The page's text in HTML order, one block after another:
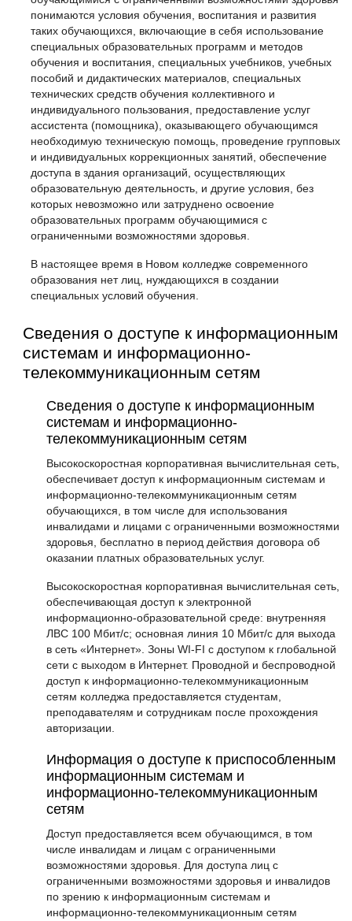
понимаются условия обучения, воспитания и развития
таких обучающихся, включающие в себя использование
специальных образовательных программ и методов
обучения и воспитания, специальных учебников, учебных
пособий и дидактических материалов, специальных
технических средств обучения коллективного и
индивидуального пользования, предоставление услуг
ассистента (помощника), оказывающего обучающимся
необходимую техническую помощь, проведение групповых
и индивидуальных коррекционных занятий, обеспечение
доступа в здания организаций, осуществляющих
образовательную деятельность, и другие условия, без
которых невозможно или затруднено освоение
образовательных программ обучающимися с
ограниченными возможностями здоровья.
В настоящее время в Новом колледже современного
образования нет лиц, нуждающихся в создании
специальных условий обучения.
Сведения о доступе к информационным
системам и информационно-
телекоммуникационным сетям
Сведения о доступе к информационным
системам и информационно-
телекоммуникационным сетям
Высокоскоростная корпоративная вычислительная сеть,
обеспечивает доступ к информационным системам и
информационно-телекоммуникационным сетям
обучающихся, в том числе для использования
инвалидами и лицами с ограниченными возможностями
здоровья, бесплатно в период действия договора об
оказании платных образовательных услуг.
Высокоскоростная корпоративная вычислительная сеть,
обеспечивающая доступ к электронной
информационно-образовательной среде: внутренняя
ЛВС 100 Мбит/с; основная линия 10 Мбит/c для выхода
в сеть «Интернет». Зоны WI-FI с доступом к глобальной
сети с выходом в Интернет. Проводной и беспроводной
доступ к информационно-телекоммуникационным
сетям колледжа предоставляется студентам,
преподавателям и сотрудникам после прохождения
авторизации.
Информация о доступе к приспособленным
информационным системам и
информационно-телекоммуникационным
сетям
Доступ предоставляется всем обучающимся, в том
числе инвалидам и лицам с ограниченными
возможностями здоровья. Для доступа лиц с
ограниченными возможностями здоровья и инвалидов
по зрению к информационным системам и
информационно-телекоммуникационным сетям